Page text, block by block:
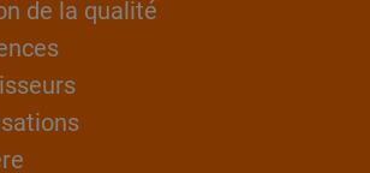
de la qualité